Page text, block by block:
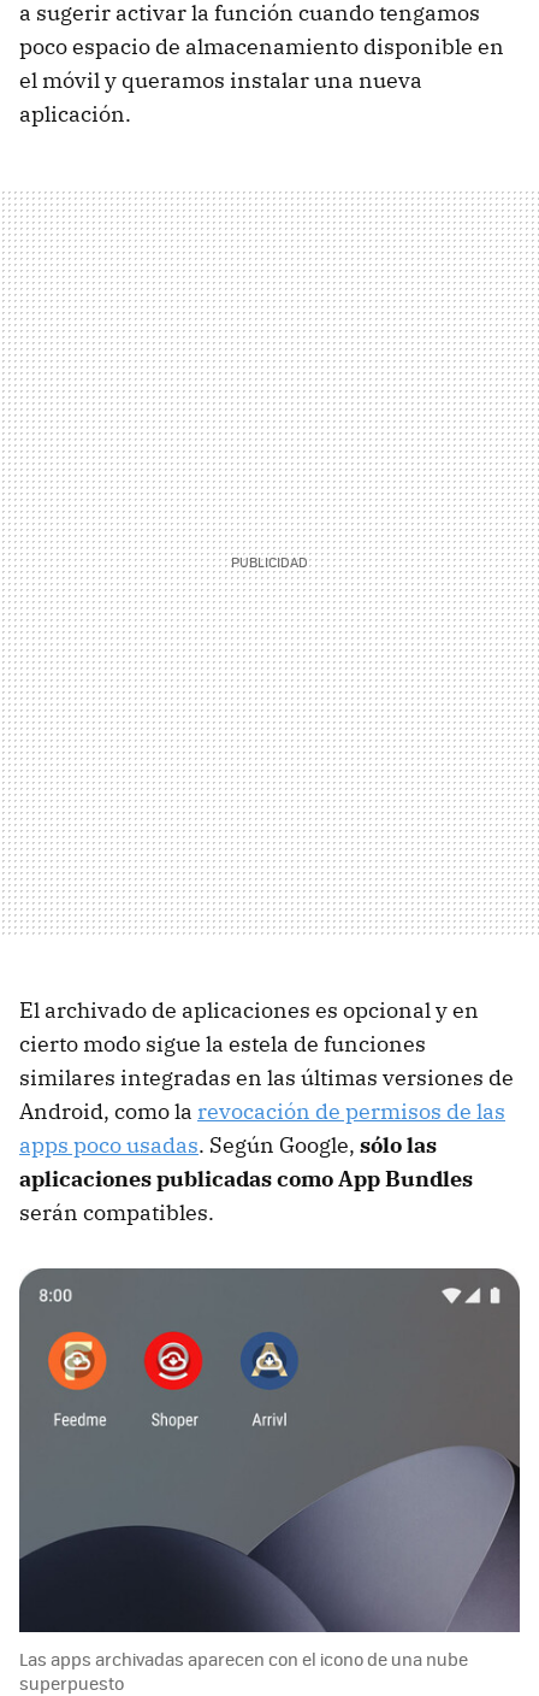
a sugerir activar la función cuando tengamos
poco espacio de almacenamiento disponible en
el móvil y queramos instalar una nueva
aplicación.
El archivado de aplicaciones es opcional y en
cierto modo sigue la estela de funciones
similares integradas en las últimas versiones de
Android, como la revocación de permisos de las
apps poco usadas. Según Google, sólo las
aplicaciones publicadas como App Bundles
serán compatibles.
Las apps archivadas aparecen con el icono de una nube
superpuesto